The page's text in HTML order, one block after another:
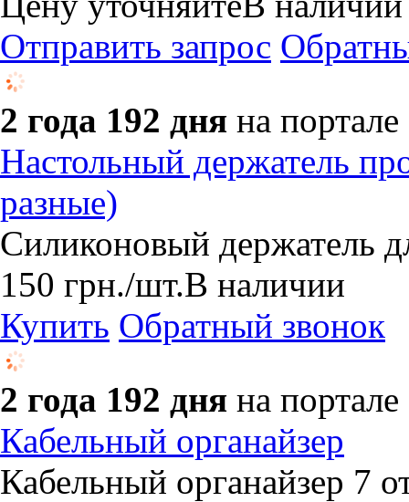
Отправить запрос
2 года 192 дня на портале
Настольный держатель
разные)
Силиконовый держатель
150 грн./шт.В наличии
Купить Обратный звонок
2 года 192 дня на портале
Кабельный органайзер
Кабельный органайзер 7